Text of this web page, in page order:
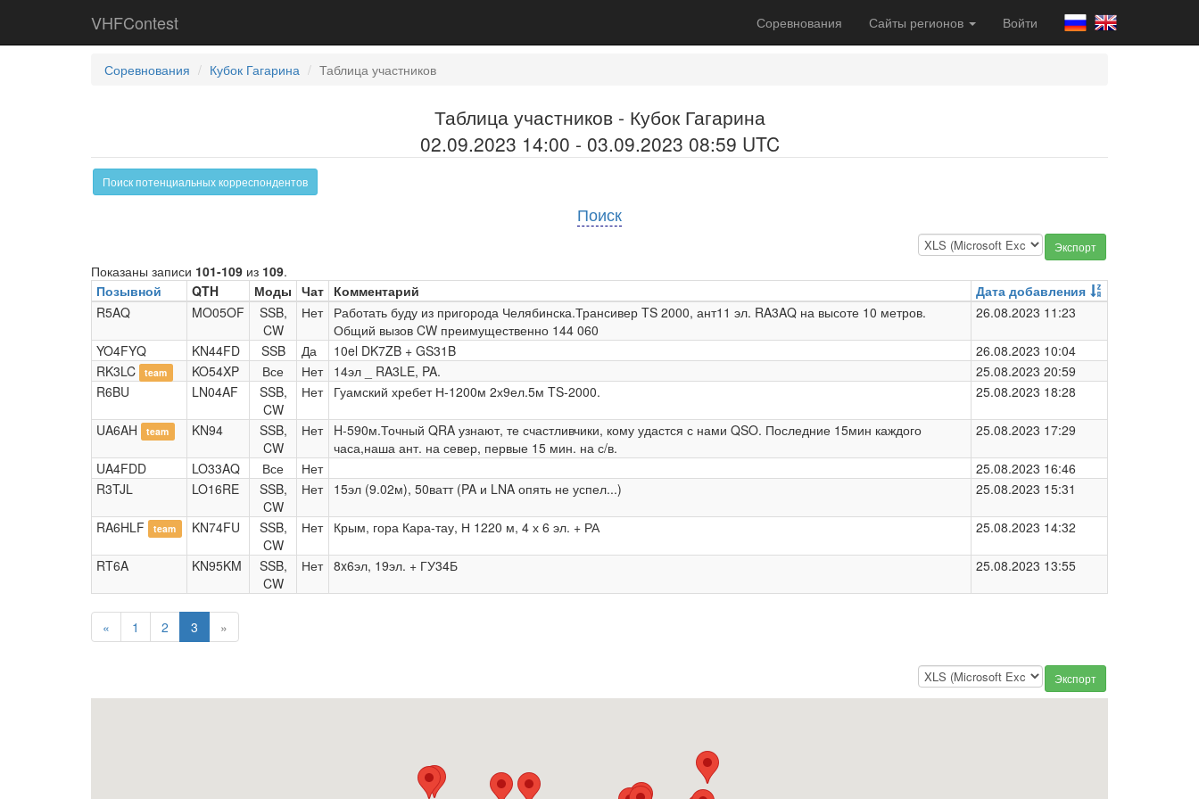
VHFContest Соревнования Сайты регионов Войти
Соревнования Кубок Гагарина Таблица участников
Таблица участников - Кубок Гагарина
02.09.2023 14:00 - 03.09.2023 08:59 UTC
Поиск потенциальных корреспондентов
Поиск
Экспорт
Показаны записи 101-109 из 109.
Позывной
QTH Моды Чат Комментарий
Дата добавления
R5AQ
MO05OF
SSB,
CW
Нет
Работать буду из пригорода Челябинска.Трансивер TS 2000, ант11 эл. RA3AQ на высоте 10 метров.
Общий вызов CW преимущественно 144 060
26.08.2023 11:23
YO4FYQ KN44FD SSB Да 10el DK7ZB + GS31B
26.08.2023 10:04
RK3LC
team KO54XP Все Нет 14эл _ RA3LE, PA.
25.08.2023 20:59
R6BU
LN04AF
SSB,
CW
Нет Гуамский хребет Н-1200м 2х9ел.5м TS-2000. 25.08.2023 18:28
UA6AH team KN94
SSB,
CW
Нет
H-590м.Точный QRA узнают, те счастливчики, кому удастся с нами QSO. Последние 15мин каждого
часа,наша ант. на север, первые 15 мин. на с/в.
25.08.2023 17:29
UA4FDD LO33AQ Все Нет
25.08.2023 16:46
R3TJL
LO16RE
SSB,
CW
Нет 15эл (9.02м), 50ватт (PA и LNA опять не успел...) 25.08.2023 15:31
RA6HLF team KN74FU
SSB,
CW
Нет Крым, гора Кара-тау, Н 1220 м, 4 х 6 эл. + РА 25.08.2023 14:32
RT6A KN95KM
SSB,
CW
Нет 8x6эл, 19эл. + ГУ34Б 25.08.2023 13:55
« 1 2 3 »
Экспорт